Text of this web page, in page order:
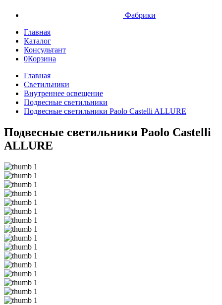
Фабрики
Главная
Каталог
Консультант
0Корзина
Главная
Светильники
Внутреннее освещение
Подвесные светильники
Подвесные светильники Paolo Castelli ALLURE
Подвесные светильники Paolo Castelli
ALLURE